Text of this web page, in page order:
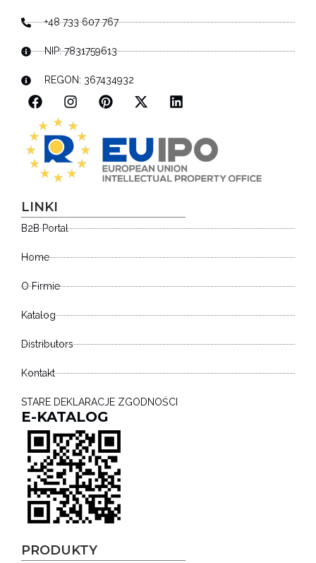
+48 733 607 767
NIP: 7831759613
REGON: 367434932
LINKI
B2B Portal
Home
O Firmie
Katalog
Distributors
Kontakt
STARE DEKLARACJE ZGODNOŚCI
E-KATALOG
PRODUKTY